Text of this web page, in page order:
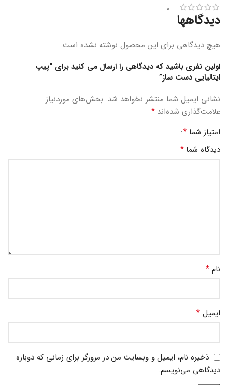
0
دیدگاهها
هیچ دیدگاهی برای این محصول نوشته نشده است.
اولین نفری باشید که دیدگاهی را ارسال می کنید برای “پیپ
ایتالیایی دست ساز”
نشانی ایمیل شما منتشر نخواهد شد. بخش‌های موردنیاز
علامت‌گذاری شده‌اند *
امتیاز شما *
دیدگاه شما *
نام *
ایمیل *
ذخیره نام، ایمیل و وبسایت من در مرورگر برای زمانی که دوباره
دیدگاهی می‌نویسم.